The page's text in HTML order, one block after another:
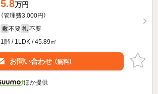
5.8万円
（管理費3,000円）
敷 不要 礼 不要
1階 / 1LDK / 45.89㎡
お問い合わせ （無料）
ほか提供